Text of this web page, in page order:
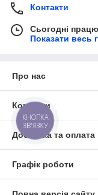
Контакти
Сьогодні
Показати весь
Про нас
Контакти
Доставка та оплата
Графік роботи
КНОПКА
ЗВ'ЯЗКУ